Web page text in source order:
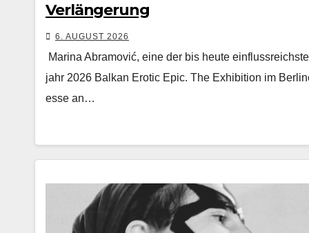
Verlängerung
6. AUGUST 2026
Mari­na Abramović, eine der bis heute
jahr 2026 Balkan Erot­ic Epic. The Exhi­bi­tion im
esse an…